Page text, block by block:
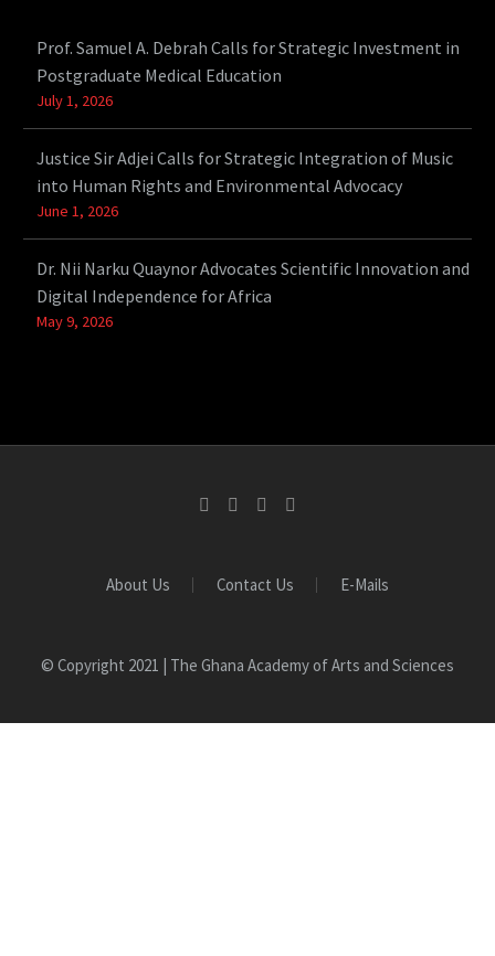
Prof. Samuel A. Debrah Calls for Strategic Investment in
Postgraduate Medical Education
July 1, 2026
Justice Sir Adjei Calls for Strategic Integration of Music
into Human Rights and Environmental Advocacy
June 1, 2026
Dr. Nii Narku Quaynor Advocates Scientific Innovation and
Digital Independence for Africa
May 9, 2026
About Us Contact Us E-Mails
© Copyright 2021 | The Ghana Academy of Arts and Sciences